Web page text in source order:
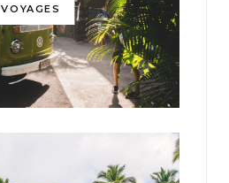
VOYAGES